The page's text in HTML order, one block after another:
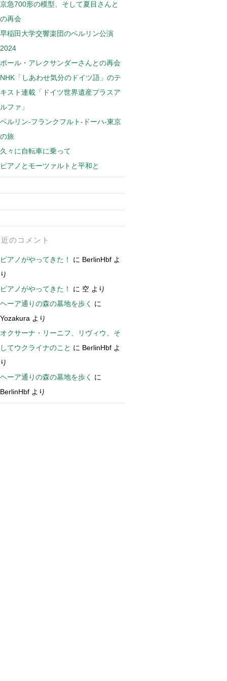
京急700形の模型、そして夏目さんと
の再会
早稲田大学交響楽団のベルリン公演
2024
ポール・アレクサンダーさんとの再会
NHK「しあわせ気分のドイツ語」のテ
キスト連載「ドイツ世界遺産プラスア
ルファ」
ベルリン-フランクフルト-ドーハ-東京
の旅
久々に自転車に乗って
ピアノとモーツァルトと平和と
のコメント
ピアノがやってきた！ に BerlinHbf よ
り
ピアノがやってきた！
に 空 より
ヘーア通りの森の墓地を歩く
に
Yozakura より
オクサーナ・リーニフ、リヴィウ、そ
してウクライナのこと に BerlinHbf よ
り
ヘーア通りの森の墓地を歩く
に
BerlinHbf より